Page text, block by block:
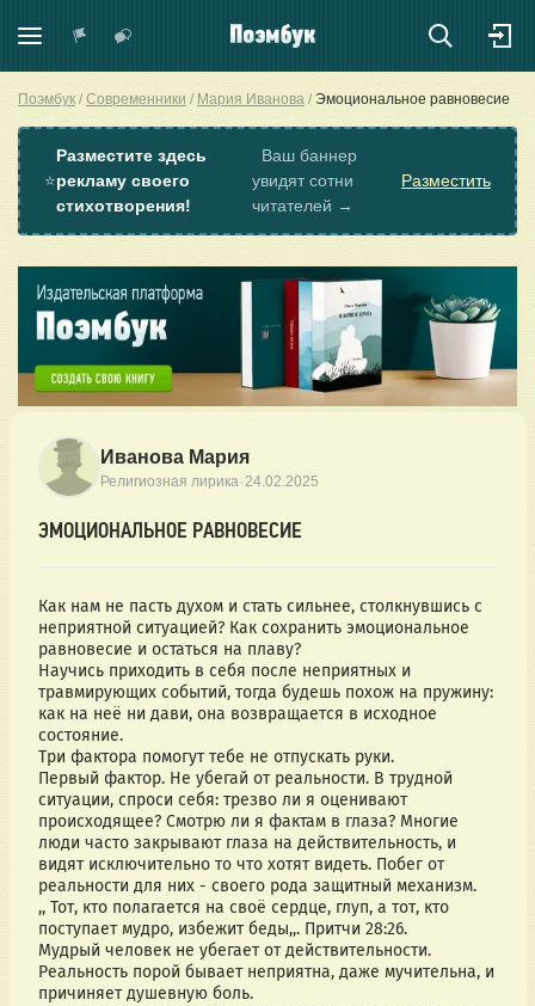
Поэмбук Современники Мария Иванова Эмоциональное равновесие
⭐
Разместите здесь
рекламу своего
стихотворения!
Ваш баннер
увидят сотни
читателей →
Разместить
Иванова Мария
Религиозная лирика·24.02.2025
ЭМОЦИОНАЛЬНОЕ РАВНОВЕСИЕ
Как нам не пасть духом и стать сильнее, столкнувшись с
неприятной ситуацией? Как сохранить эмоциональное
равновесие и остаться на плаву?
Научись приходить в себя после неприятных и
травмирующих событий, тогда будешь похож на пружину:
как на неё ни дави, она возвращается в исходное
состояние.
Три фактора помогут тебе не отпускать руки.
Первый фактор. Не убегай от реальности. В трудной
ситуации, спроси себя: трезво ли я оценивают
происходящее? Смотрю ли я фактам в глаза? Многие
люди часто закрывают глаза на действительность, и
видят исключительно то что хотят видеть. Побег от
реальности для них - своего рода защитный механизм.
,, Тот, кто полагается на своё сердце, глуп, а тот, кто
поступает мудро, избежит беды,,. Притчи 28:26.
Мудрый человек не убегает от действительности.
Реальность порой бывает неприятна, даже мучительна, и
причиняет душевную боль.